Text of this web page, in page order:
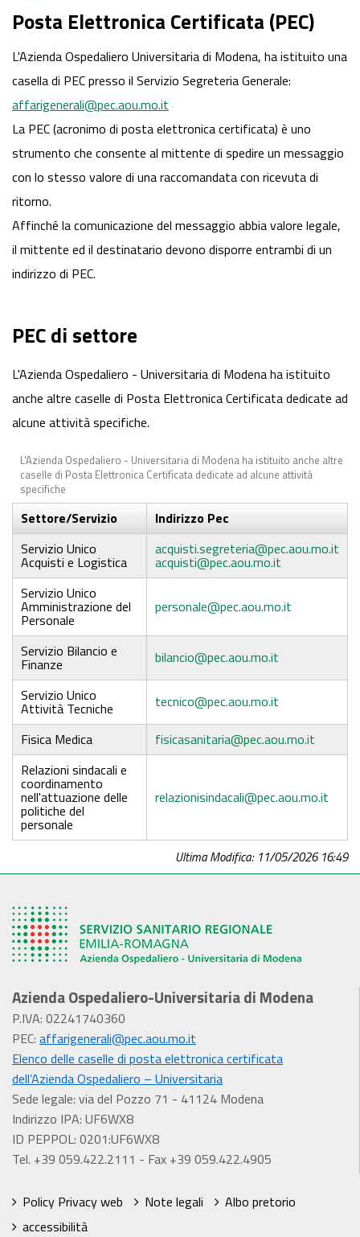
Posta Elettronica Certificata (PEC)
L'Azienda Ospedaliero Universitaria di Modena, ha istituito una
casella di PEC presso il Servizio Segreteria Generale:
affarigenerali@pec.aou.mo.it
La PEC (acronimo di posta elettronica certificata) è uno
strumento che consente al mittente di spedire un messaggio
con lo stesso valore di una raccomandata con ricevuta di
ritorno.
Affinché la comunicazione del messaggio abbia valore legale,
il mittente ed il destinatario devono disporre entrambi di un
indirizzo di PEC.
PEC di settore
L'Azienda Ospedaliero - Universitaria di Modena ha istituito
anche altre caselle di Posta Elettronica Certificata dedicate ad
alcune attività specifiche.
L'Azienda Ospedaliero - Universitaria di Modena ha istituito anche altre
caselle di Posta Elettronica Certificata dedicate ad alcune attività
specifiche
Settore/Servizio
Indirizzo Pec
Servizio Unico
Acquisti e Logistica
acquisti.segreteria@pec.aou.mo.it
acquisti@pec.aou.mo.it
Servizio Unico
Amministrazione del
Personale
personale@pec.aou.mo.it
Servizio Bilancio e
Finanze
bilancio@pec.aou.mo.it
Servizio Unico
Attività Tecniche
tecnico@pec.aou.mo.it
Fisica Medica
fisicasanitaria@pec.aou.mo.it
Relazioni sindacali e
coordinamento
nell'attuazione delle
politiche del
personale
relazionisindacali@pec.aou.mo.it
Ultima Modifica: 11/05/2026 16:49
Azienda Ospedaliero-Universitaria di Modena
P.IVA: 02241740360
PEC: affarigenerali@pec.aou.mo.it
Elenco delle caselle di posta elettronica certificata
dell’Azienda Ospedaliero – Universitaria
Sede legale: via del Pozzo 71 - 41124 Modena
Indirizzo IPA: UF6WX8
ID PEPPOL: 0201:UF6WX8
Tel. +39 059.422.2111 - Fax +39 059.422.4905
Policy Privacy web Note legali
Albo pretorio
accessibilità